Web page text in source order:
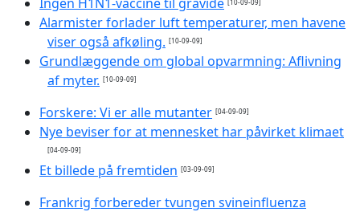
[10-09-09]
Alarmister forlader luft temperaturer, men havene
viser også afkøling. [10-09-09]
Grundlæggende om global opvarmning: Aflivning
af myter. [10-09-09]
Forskere: Vi er alle mutanter [04-09-09]
Nye beviser for at mennesket har påvirket klimaet
[04-09-09]
Et billede på fremtiden [03-09-09]
Frankrig forbereder tvungen svineinfluenza